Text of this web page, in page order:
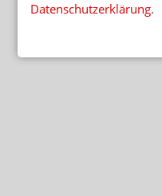
Datenschutzerklärung.